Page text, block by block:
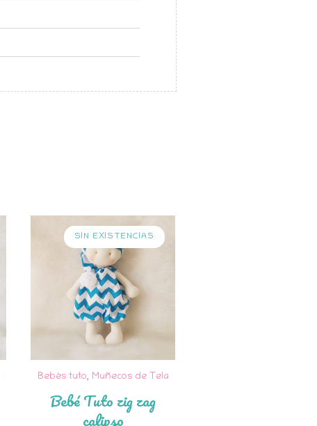
SIN EXISTENCIAS
Bebés tuto, Muñecos de Tela
Bebé Tuto zig zag
calipso